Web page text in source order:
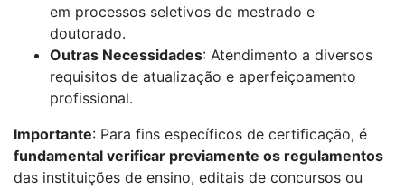
em processos seletivos de mestrado e
doutorado.
Outras Necessidades: Atendimento a diversos
requisitos de atualização e aperfeiçoamento
profissional.
Importante: Para fins específicos de certificação, é
fundamental verificar previamente os regulamentos
das instituições de ensino, editais de concursos ou